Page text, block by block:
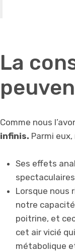
La
Comme nous
infinis. Parmi
Ses effets
Lorsque nous
notre
poitrine, et
cet air vicié
métabolique